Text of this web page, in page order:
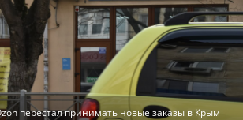
перестал принимать новые заказы в Крым